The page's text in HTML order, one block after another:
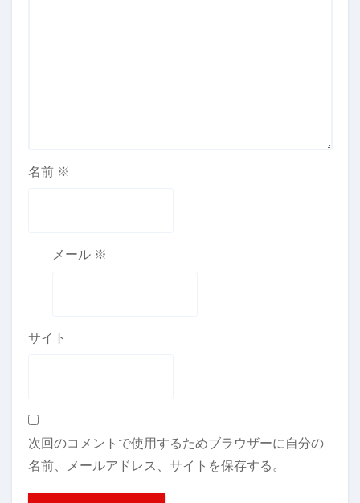
名前 ※
メール ※
サイト
次回のコメントで使用するためブラウザーに自分の
名前、メールアドレス、サイトを保存する。